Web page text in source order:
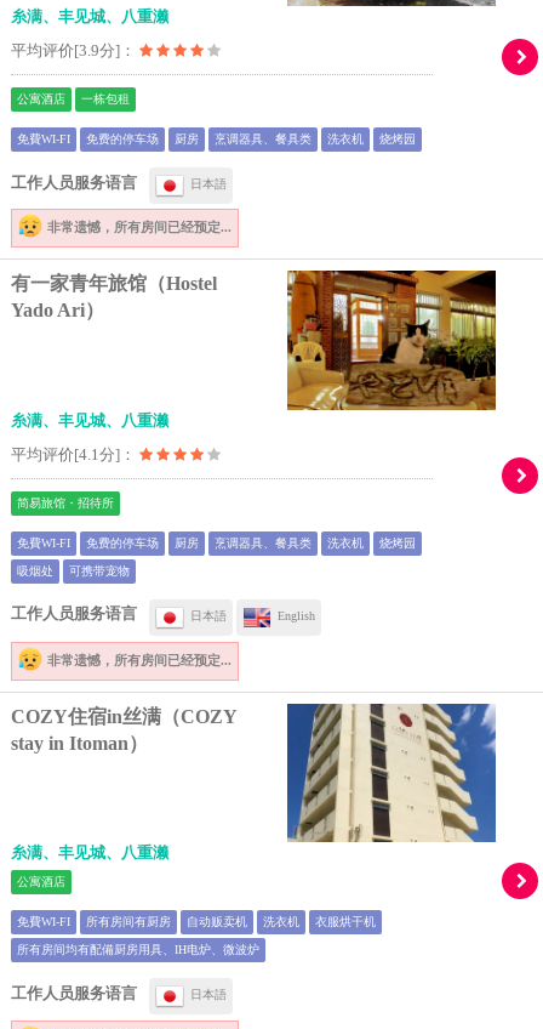
糸满、丰见城、八重濑
平均评价[3.9分]：
公寓酒店 一栋包租
免費WI-FI 免费的停车场 厨房 烹调器具、餐具类 洗衣机 烧烤园
工作人员服务语言 日本語
非常遗憾， 所有房间已经预定...
有一家青年旅馆（Hostel
Yado Ari）
糸满、丰见城、八重濑
平均评价[4.1分]：
简易旅馆・招待所
免費WI-FI 免费的停车场 厨房 烹调器具、餐具类 洗衣机 烧烤园
吸烟处 可携带宠物
工作人员服务语言 日本語 English
非常遗憾， 所有房间已经预定...
COZY住宿in丝满（COZY
stay in Itoman）
糸满、丰见城、八重濑
公寓酒店
免費WI-FI 所有房间有厨房 自动贩卖机 洗衣机 衣服烘干机
所有房间均有配備厨房用具、IH电炉、微波炉
工作人员服务语言 日本語